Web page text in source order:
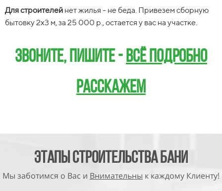
Для строителей нет жилья - не беда. Привезем сборную
бытовку 2х3 м, за 25 000 р., остается у вас на участке.
Звоните, пишите -всё подробно
расскажем
бытовку 2х3 м, за 25 000 р., остается у вас на участке.
Звоните, пишите - всё подробно
расскажем
Этапы Строительства БАНИ
Мы заботимся о Вас и Внимательны к каждому Клиенту!